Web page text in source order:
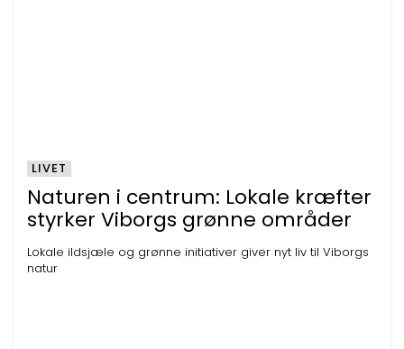
Naturen i centrum: Lokale kræfter
styrker Viborgs grønne områder
Lokale ildsjæle og grønne initiativer giver nyt liv til Viborgs
natur
LIVET